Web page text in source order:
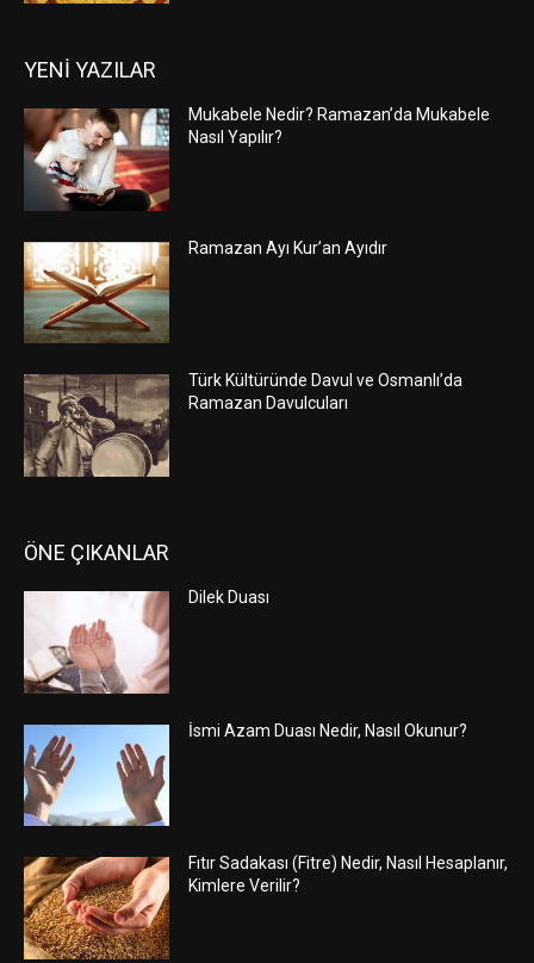
YENİ YAZILAR
Mukabele Nedir? Ramazan’da Mukabele
Nasıl Yapılır?
Ramazan Ayı Kur’an Ayıdır
Türk Kültüründe Davul ve Osmanlı’da
Ramazan Davulcuları
ÖNE ÇIKANLAR
Dilek Duası
İsmi Azam Duası Nedir, Nasıl Okunur?
Fıtır Sadakası (Fitre) Nedir, Nasıl Hesaplanır,
Kimlere Verilir?